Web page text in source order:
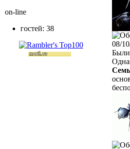
08/
Были
on-line
гостей: 38